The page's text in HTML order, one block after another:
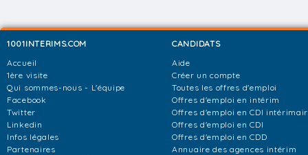
1001INTERIMS.COM
Accueil
1ère visite
Qui sommes-nous - L'équipe
Facebook
Twitter
Linkedin
Infos légales
Partenaires
CANDIDATS
Aide
Créer un compte
Toutes les offres d'emploi
Offres d'emploi en intérim
Offres d'emploi en CDI
Offres d'emploi en CDI
Offres d'emploi en CDD
Annuaire des agences intérim